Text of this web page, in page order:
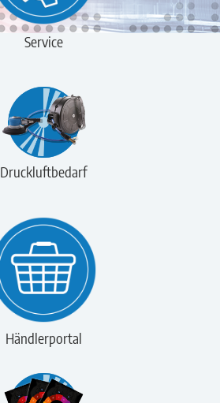
Service
Druckluftbedarf
Händlerportal